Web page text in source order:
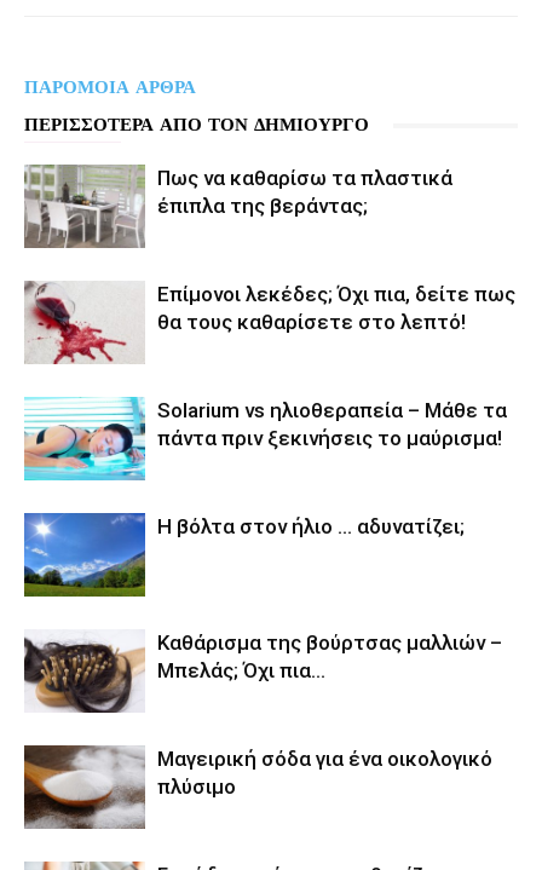
ΠΑΡΟΜΟΙΑ ΑΡΘΡΑ
ΠΕΡΙΣΣΟΤΕΡΑ ΑΠΟ ΤΟΝ ΔΗΜΙΟΥΡΓΟ
Πως να καθαρίσω τα πλαστικά
έπιπλα της βεράντας;
Επίμονοι λεκέδες; Όχι πια, δείτε πως
θα τους καθαρίσετε στο λεπτό!
Solarium vs ηλιοθεραπεία – Μάθε τα
πάντα πριν ξεκινήσεις το μαύρισμα!
Η βόλτα στον ήλιο … αδυνατίζει;
Καθάρισμα της βούρτσας μαλλιών –
Μπελάς; Όχι πια…
Μαγειρική σόδα για ένα οικολογικό
πλύσιμο